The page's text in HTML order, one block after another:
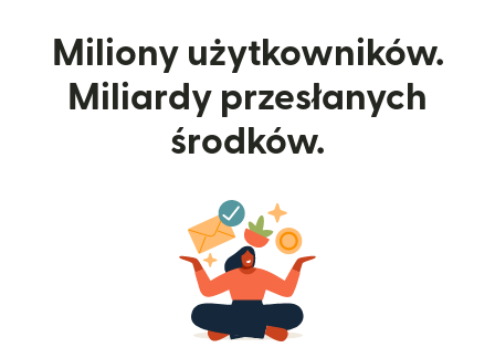
Miliony użytkowników.
Miliardy przesłanych
środków.